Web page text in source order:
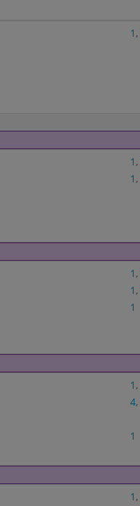
1 ,
1 ,
1 ,
1 ,
1 ,
1
1 ,
4,
1
1 ,